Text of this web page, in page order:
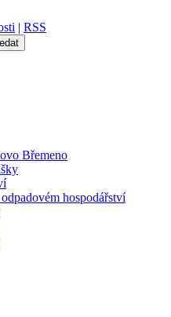
| RSS
Břemeno
hospodářství